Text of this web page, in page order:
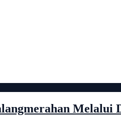
Melalui